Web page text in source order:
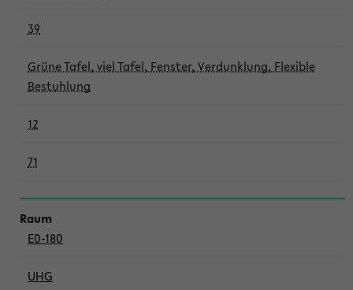
39
Grüne Tafel, viel Tafel, Fenster, Verdunklung, Flexible
Bestuhlung
12
71
E0-180
UHG